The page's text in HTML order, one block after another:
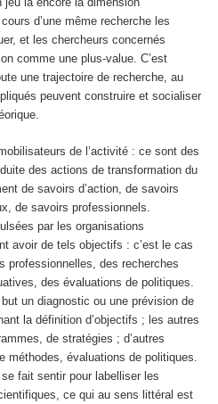
d’une même recherche les
et les chercheurs concernés
comme une plus-value. C’est
une trajectoire de recherche, au
peuvent construire et socialiser
de l’activité : ce sont des
des actions de transformation du
de savoirs d’action, de savoirs
de savoirs professionnels.
par les organisations
avoir de tels objectifs : c’est le cas
professionnelles, des recherches
des évaluations de politiques.
un diagnostic ou une prévision de
la définition d’objectifs ; les autres
de stratégies ; d’autres
méthodes, évaluations de politiques.
fait sentir pour labelliser les
ce qui au sens littéral est